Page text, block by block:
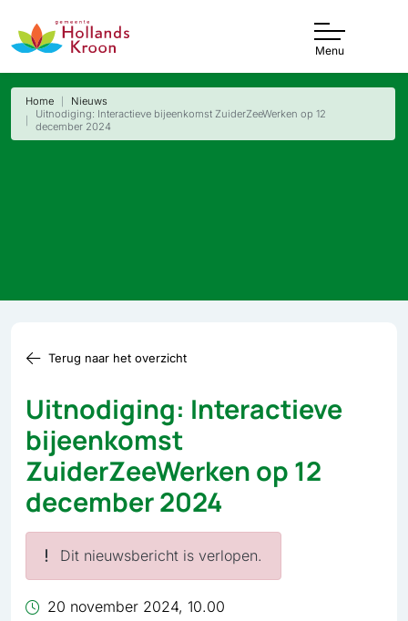
Menu
Home
Nieuws
Uitnodiging: Interactieve bijeenkomst ZuiderZeeWerken op 12
december 2024
Terug naar het overzicht
Uitnodiging: Interactieve
bijeenkomst
ZuiderZeeWerken op 12
december 2024
Dit nieuwsbericht is verlopen.
20 november 2024, 10.00